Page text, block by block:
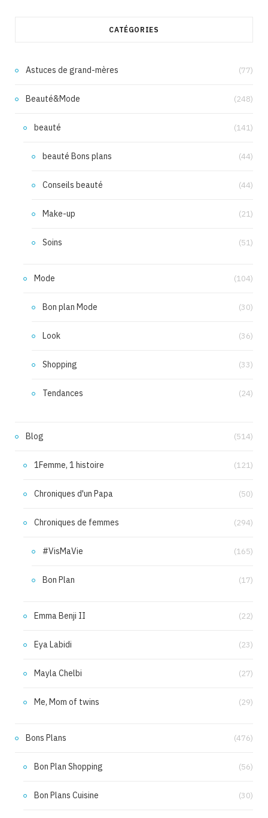
CATÉGORIES
Astuces de grand-mères (77)
Beauté&Mode (248)
beauté (141)
beauté Bons plans (44)
Conseils beauté (44)
Make-up (21)
Soins (51)
Mode (104)
Bon plan Mode (30)
Look (36)
Shopping (33)
Tendances (24)
Blog (514)
1Femme, 1 histoire (121)
Chroniques d'un Papa (50)
Chroniques de femmes (294)
#VisMaVie (165)
Bon Plan (17)
Emma Benji II (22)
Eya Labidi (23)
Mayla Chelbi (27)
Me, Mom of twins (29)
Bons Plans (476)
Bon Plan Shopping (56)
Bon Plans Cuisine (30)